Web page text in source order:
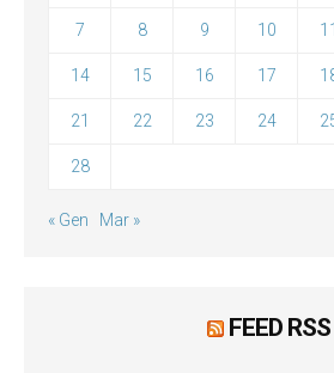
7 8 9 10 11
14 15 16 17
21 22 23 24
28
« Gen Mar »
FEED RSS